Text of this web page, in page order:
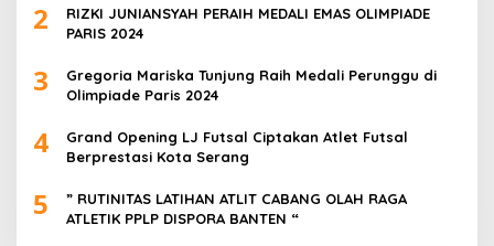
2
RIZKI JUNIANSYAH PERAIH MEDALI EMAS OLIMPIADE
PARIS 2024
3
Gregoria Mariska Tunjung Raih Medali Perunggu di
Olimpiade Paris 2024
4
Grand Opening LJ Futsal Ciptakan Atlet Futsal
Berprestasi Kota Serang
5
” RUTINITAS LATIHAN ATLIT CABANG OLAH RAGA
ATLETIK PPLP DISPORA BANTEN “